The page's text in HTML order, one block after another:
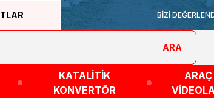
BİZİ
ARA
KATALİTİK
KONVERTÖR
ARAÇ